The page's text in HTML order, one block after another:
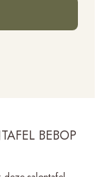
BEBOP